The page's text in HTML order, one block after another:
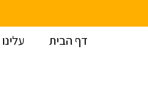
דף הבית עלינו